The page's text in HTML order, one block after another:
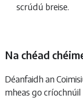
scrúdú breise.
Na chéad
Déanfaidh an
mheas go